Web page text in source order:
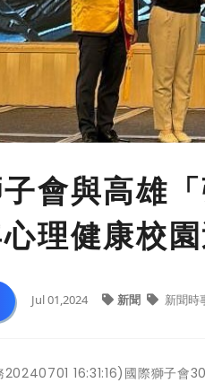
會與高雄
理健康校園
Jul 01,2024 新聞 新聞時
16:31:16)國際獅子會